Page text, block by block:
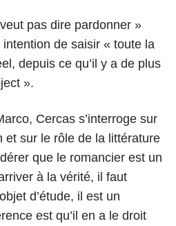
pas dire pardonner »
de saisir « toute la
depuis ce qu’il y a de plus
».
Cercas s’interroge sur
et sur le rôle de la littérature
que le romancier est un
à la vérité, il faut
d’étude, il est un
est qu’il en a le droit